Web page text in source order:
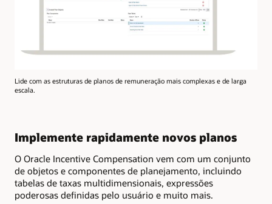
Lide com as estruturas de planos de remuneração mais complexas e de larga
escala.
Implemente rapidamente novos planos
O Oracle Incentive Compensation vem com um conjunto
de objetos e componentes de planejamento, incluindo
tabelas de taxas multidimensionais, expressões
poderosas definidas pelo usuário e muito mais.